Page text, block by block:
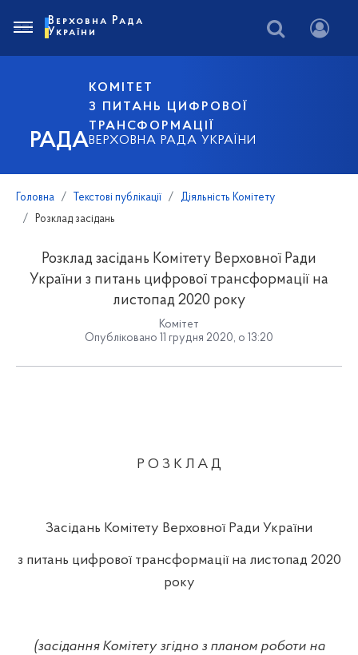
РАДА
КОМІТЕТ
З ПИТАНЬ ЦИФРОВОЇ
ТРАНСФОРМАЦІЇ
ВЕРХОВНА РАДА УКРАЇНИ
Верховна Рада
України
Головна Текстові публікації
Діяльність Комітету
Розклад засідань
Розклад засідань Комітету Верховної Ради
України з питань цифрової трансформації на
листопад 2020 року
Комітет
Опубліковано 11 грудня 2020, о 13:20
Р О З К Л А Д
Засідань Комітету Верховної Ради України
з питань цифрової трансформації на листопад 2020
року
(засідання Комітету згідно з планом роботи на